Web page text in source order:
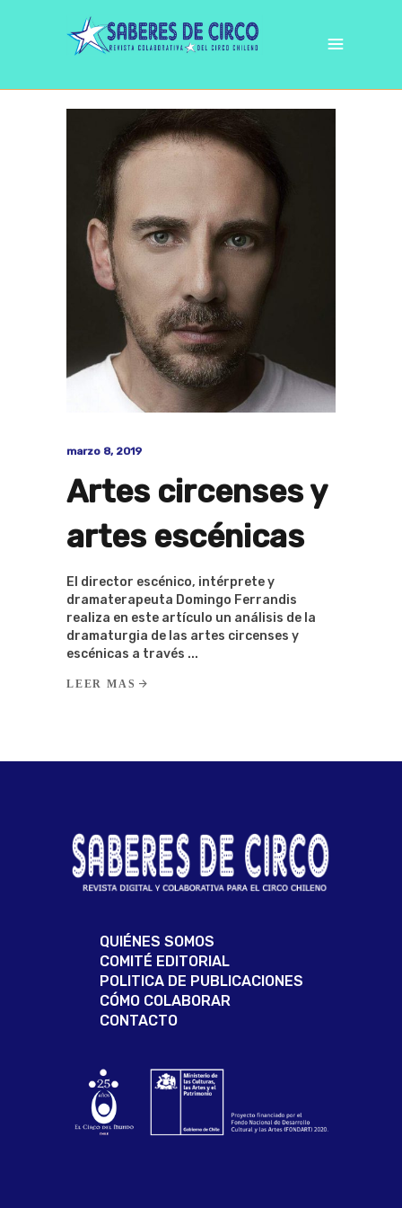
marzo 8, 2019
Artes circenses y
artes escénicas
El director escénico, intérprete y
dramaterapeuta Domingo Ferrandis
realiza en este artículo un análisis de la
dramaturgia de las artes circenses y
escénicas a través
LEER MAS
QUIÉNES SOMOS
COMITÉ EDITORIAL
POLITICA DE PUBLICACIONES
CÓMO COLABORAR
CONTACTO